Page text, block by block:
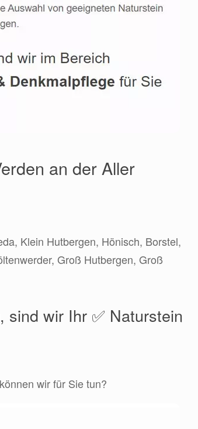
an der Aller
Klein Hutbergen, Hönisch, Borstel,
Groß Hutbergen, Groß
sind wir Ihr ✅ Naturstein
wir für Sie tun?